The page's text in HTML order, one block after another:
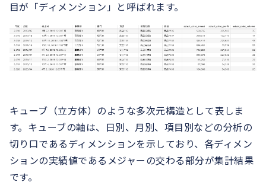
目が「ディメンション」と呼ばれます。
キューブ（立方体）のような多次元構造として表しま
す。キューブの軸は、日別、月別、項目別などの分析の
切り口であるディメンションを示しており、各ディメン
ションの実績値であるメジャーの交わる部分が集計結果
です。